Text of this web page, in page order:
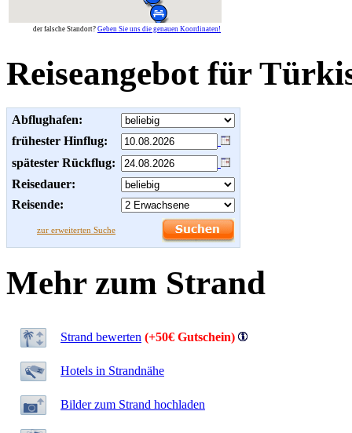
der falsche Standort? Geben Sie uns die genauen Koordinaten!
Reiseangebot für
Abflughafen:
frühester Hinflug:
spätester Rückflug:
Reisedauer:
Reisende:
zur erweiterten Suche
Mehr zum Strand
Strand bewerten (+50€ Gutschein)
Hotels in Strandnähe
Bilder zum Strand hochladen